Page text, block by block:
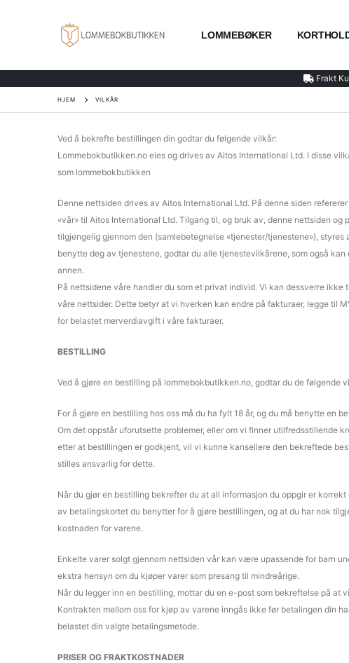
LOMMEBØKER
Frakt
HJEM VILKÅR
Ved å bekrefte bestillingen din godtar du følgende vilkår:
Lommebokbutikken.no eies og drives av Aitos International Ltd. I disse
som lommebokbutikken
Denne nettsiden drives av Aitos International Ltd. På denne siden refererer
«vår» til Aitos International Ltd. Tilgang til, og bruk av, denne nettsiden og
tilgjengelig gjennom den (samlebetegnelse «tjenester/tjenestene»), styres
benytte deg av tjenestene, godtar du alle tjenestevilkårene, som også kan
annen.
På nettsidene våre handler du som et privat individ. Vi kan dessverre ikke
våre nettsider. Dette betyr at vi hverken kan endre på fakturaer, legge til
for belastet merverdiavgift i våre fakturaer.
BESTILLING
Ved å gjøre en bestilling på lommebokbutikken.no, godtar du de følgende
For å gjøre en bestilling hos oss må du ha fylt 18 år, og du må benytte en
Om det oppstår uforutsette problemer, eller om vi finner utilfredsstillende
etter at bestillingen er godkjent, vil vi kunne kansellere den bekreftede
stilles ansvarlig for dette.
Når du gjør en bestilling bekrefter du at all informasjon du oppgir er
av betalingskortet du benytter for å gjøre bestillingen, og at du har nok
kostnaden for varene.
Enkelte varer solgt gjennom nettsiden vår kan være upassende for barn
ekstra hensyn om du kjøper varer som presang til mindreårige.
Når du legger inn en bestilling, mottar du en e-post som bekreftelse på at
Kontrakten mellom oss for kjøp av varene inngås ikke før betalingen din
belastet din valgte betalingsmetode.
PRISER OG FRAKTKOSTNADER